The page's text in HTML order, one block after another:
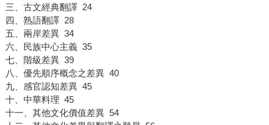
三、古文經典翻譯 24
四、熟語翻譯 28
五、兩岸差異 34
六、民族中心主義 35
七、階級差異 39
八、優先順序概念之差異 40
九、感官認知差異 45
十、中華料理 45
十一、其他文化價值差異 54